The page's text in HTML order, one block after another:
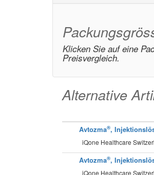
Klicken Sie auf eine
Preisvergleich.
Alternative
Avtozma®,
iQone Healthcare
Avtozma®,
iQone Healthcare